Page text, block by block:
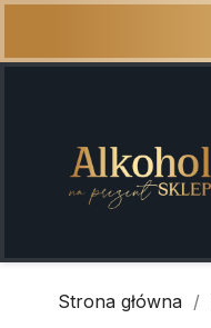
Strona główna